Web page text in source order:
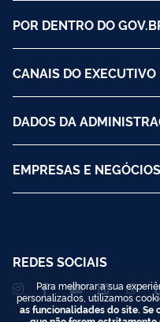
POR DENTRO DO
CANAIS DO EXECUTIVO
DADOS DA
EMPRESAS E NEGÓCIOS
REDES SOCIAIS
Para melhorar a sua
personalizados, utilizamos
as funcionalidades do site. Se